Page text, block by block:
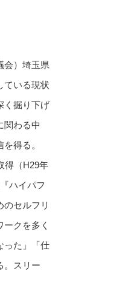
会）埼玉県
ている現状
く掘り下げ
関わる中
得る。
得（H29年
ハイパフ
セルフリ
クを多く
った」「仕
。スリー